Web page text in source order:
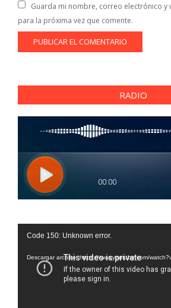
Guarda mi nombre, correo electrónico y
para la próxima vez que comente.
RADIO
Reproductor
vídeo
Code 150: Unknown error.
Descargar archivo: https://www.youtube.com/